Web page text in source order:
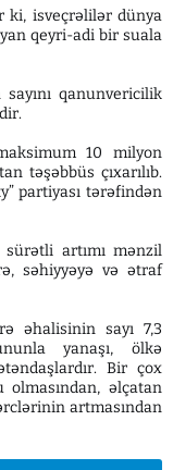
ki, isveçrəlilər dünya
qeyri-adi bir suala
qanunvericilik
10 milyon
təşəbbüs çıxarılıb.
partiyası tərəfindən
artımı mənzil
səhiyyəyə və ətraf
əhalisinin sayı 7,3
yanaşı, ölkə
Bir çox
əlçatan
artmasından